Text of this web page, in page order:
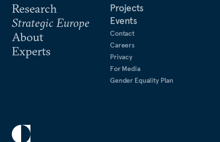
Research
Strategic Europe
About
Experts
Projects
Events
Contact
Careers
Privacy
For Media
Gender Equality Plan